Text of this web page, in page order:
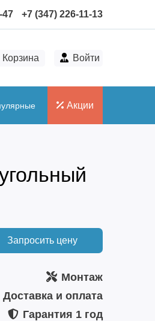
47 +7 (347) 226-11-13
Корзина Войти
Акции
Запросить цену
Монтаж
Доставка и оплата
Гарантия 1 год